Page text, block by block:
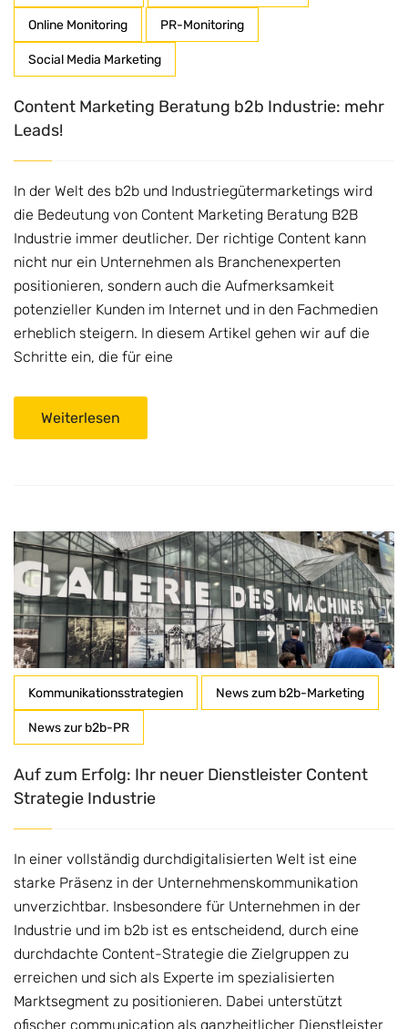
Online Monitoring PR-Monitoring
Social Media Marketing
Content Marketing Beratung b2b Industrie: mehr
Leads!
In der Welt des b2b und Industriegütermarketings wird
die Bedeutung von Content Marketing Beratung B2B
Industrie immer deutlicher. Der richtige Content kann
nicht nur ein Unternehmen als Branchenexperten
positionieren, sondern auch die Aufmerksamkeit
potenzieller Kunden im Internet und in den Fachmedien
erheblich steigern. In diesem Artikel gehen wir auf die
Schritte ein, die für eine
Weiterlesen
Kommunikationsstrategien News zum b2b-Marketing
News zur b2b-PR
Auf zum Erfolg: Ihr neuer Dienstleister Content
Strategie Industrie
In einer vollständig durchdigitalisierten Welt ist eine
starke Präsenz in der Unternehmenskommunikation
unverzichtbar. Insbesondere für Unternehmen in der
Industrie und im b2b ist es entscheidend, durch eine
durchdachte Content-Strategie die Zielgruppen zu
erreichen und sich als Experte im spezialisierten
Marktsegment zu positionieren. Dabei unterstützt
ofischer communication als ganzheitlicher Dienstleister